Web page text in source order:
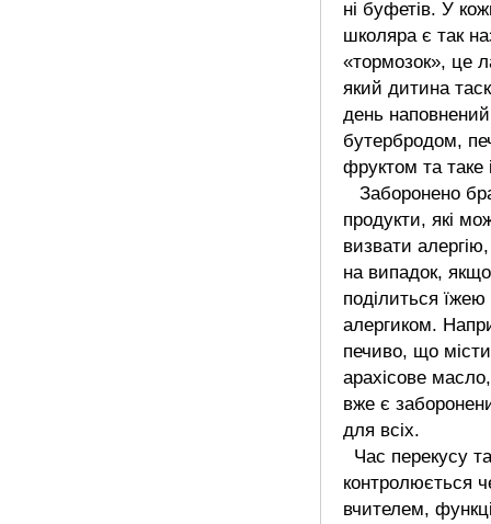
ні буфетів. У
школяра є так
«тормозок», це
який дитина
день наповнений
бутербродом,
фруктом та таке
Заборонено
продукти, які
визвати алергію,
на випадок,
поділиться
алергиком.
печиво, що
арахісове масло,
вже є
для всіх.
Час перекусу
контролюється
вчителем,